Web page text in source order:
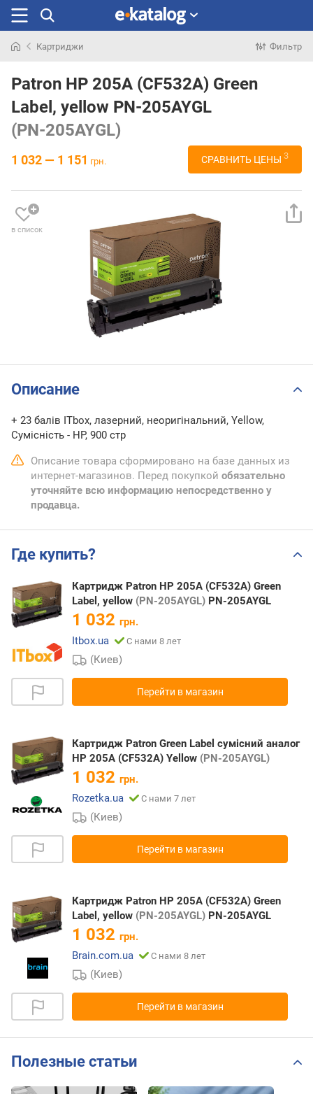
раньше
Картриджи Фильтр
Patron HP 205A (CF532A) Green
Label, yellow PN-205AYGL
(PN-205AYGL)
1 032 — 1 151 грн. СРАВНИТЬ ЦЕНЫ 3
в список
Описание
+ 23 балів ITbox, лазерний, неоригінальний, Yellow,
Сумісність - HP, 900 стр
Описание товара сформировано на базе данных из
интернет-магазинов. Перед покупкой обязательно
уточняйте всю информацию непосредственно у
продавца.
Где купить?
Картридж Patron HP 205A (CF532A) Green
Label, yellow (PN-205AYGL) PN-205AYGL
1 032 грн.
Itbox.ua
С нами 8 лет
(Киев)
Перейти в магазин
Картридж Patron Green Label сумісний аналог
HP 205A (CF532A) Yellow (PN-205AYGL)
1 032 грн.
Rozetka.ua
С нами 7 лет
(Киев)
Перейти в магазин
Картридж Patron HP 205A (CF532A) Green
Label, yellow (PN-205AYGL) PN-205AYGL
1 032 грн.
Brain.com.ua
С нами 8 лет
(Киев)
Перейти в магазин
Полезные статьи